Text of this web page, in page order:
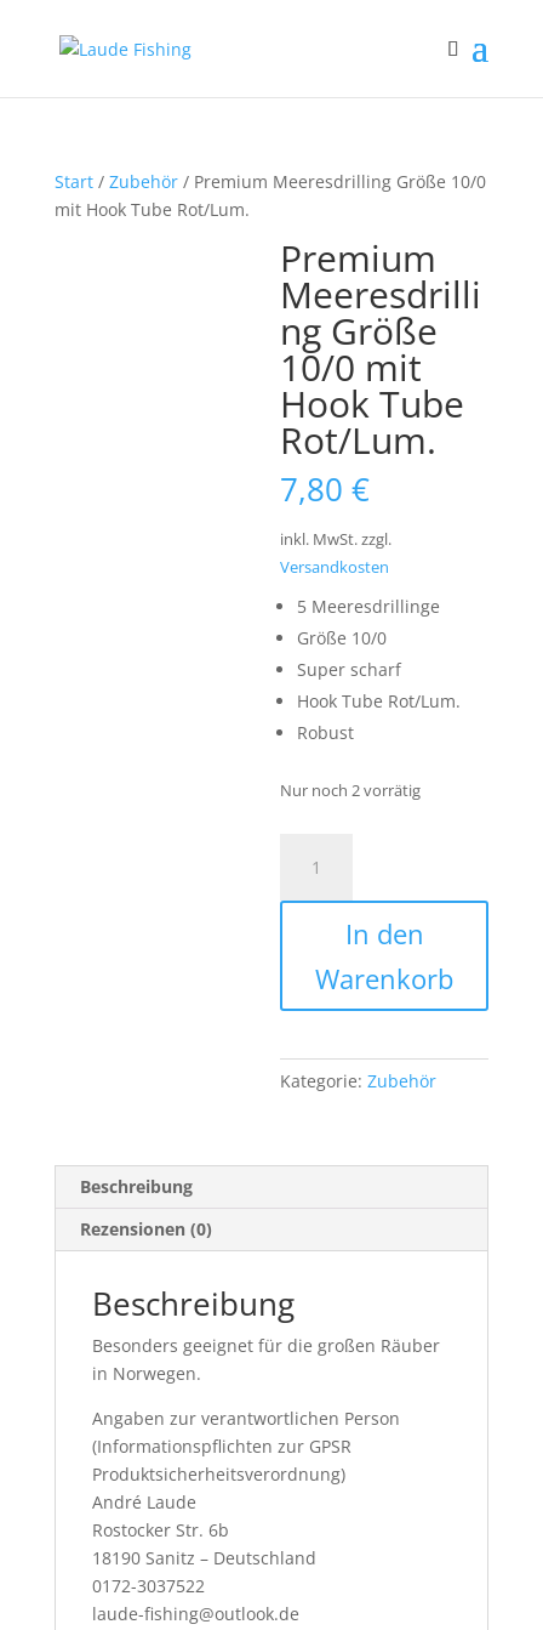
Start/ Zubehör/ Premium Meeresdrilling Größe 10/0
mit Hook Tube Rot/Lum.
Premium
Meeresdrilli
ng Größe
10/0 mit
Hook Tube
Rot/Lum.
7,80€
inkl. MwSt.zzgl.
Versandkosten
5 Meeresdrillinge
Größe 10/0
Super scharf
Hook Tube Rot/Lum.
Robust
Nur noch 2 vorrätig
Meeresdrilling
Größe
Hook
Tube
Menge
In den
Warenkorb
Kategorie:Zubehör
Beschreibung
Rezensionen (0)
Beschreibung
Besonders geeignet für die großen Räuber
in Norwegen.
Angaben zur verantwortlichen Person
(Informationspflichten zur GPSR
Produktsicherheitsverordnung)
André Laude
Rostocker Str. 6b
18190 Sanitz – Deutschland
0172-3037522
laude-fishing@outlook.de